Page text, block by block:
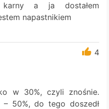
karny a ja dostałem
napastnikiem
4
w 30%, czyli znośnie.
– 50%, do tego doszedł